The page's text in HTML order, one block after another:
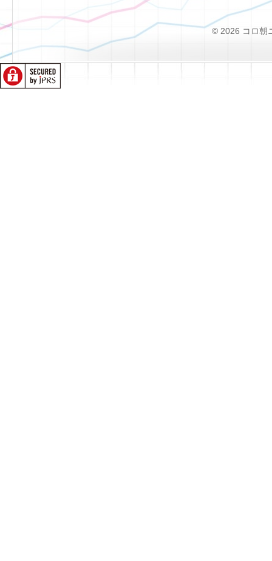
© 2026 コロ朝